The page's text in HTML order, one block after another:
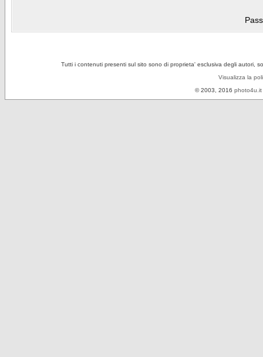
Tutti i contenuti presenti sul sito sono di proprieta' esclusiva degli autori,
Visualizza la
© 2003, 2016 photo4u.it